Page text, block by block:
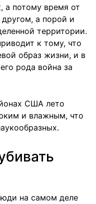
а потому время от
а порой и
территории.
к тому, что
образ жизни, и в
рода война за
США лето
и влажным, что
на самом деле